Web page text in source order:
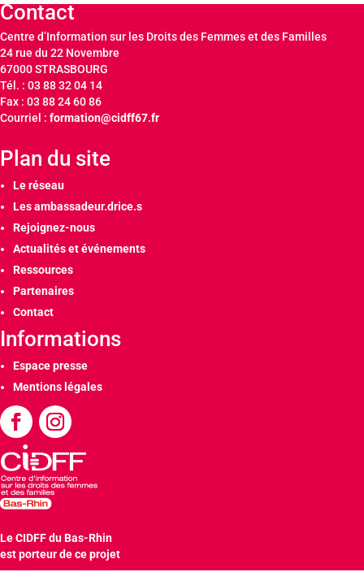
Contact
Centre d’Information sur les Droits des Femmes et des Familles
24 rue du 22 Novembre
67000 STRASBOURG
Tél. : 03 88 32 04 14
Fax : 03 88 24 60 86
Courriel : formation@cidff67.fr
Plan du site
Le réseau
Les ambassadeur.drice.s
Rejoignez-nous
Actualités et événements
Ressources
Partenaires
Contact
Informations
Espace presse
Mentions légales
Le CIDFF du Bas-Rhin
est porteur de ce projet